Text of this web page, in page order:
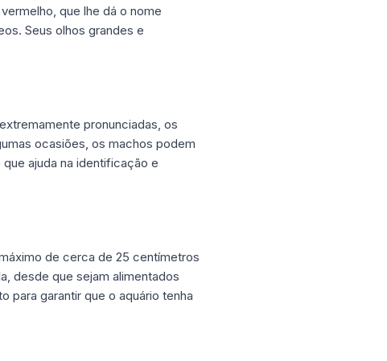
que lhe dá o nome
Seus olhos grandes e
pronunciadas, os
ocasiões, os machos podem
ajuda na identificação e
de cerca de 25 centímetros
desde que sejam alimentados
para garantir que o aquário tenha